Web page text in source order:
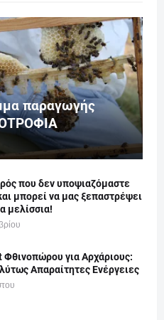
παραγωγής
που δεν υποψιαζόμαστε
μπορεί να μας ξεπαστρέψει
μελίσσια!
Φθινοπώρου για Αρχάριους:
Απαραίτητες Ενέργειες